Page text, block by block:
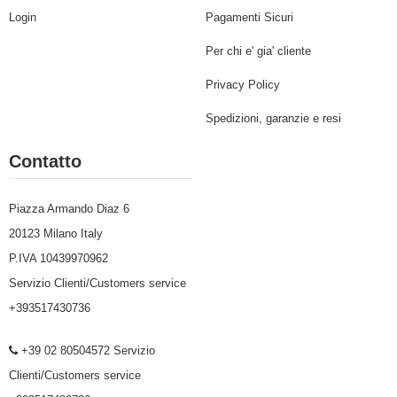
Login Pagamenti Sicuri
Per chi e' gia' cliente
Privacy Policy
Spedizioni, garanzie e resi
Contatto
Piazza Armando Diaz 6
20123 Milano Italy
P.IVA 10439970962
Servizio Clienti/Customers service
+393517430736
+39 02 80504572 Servizio
Clienti/Customers service